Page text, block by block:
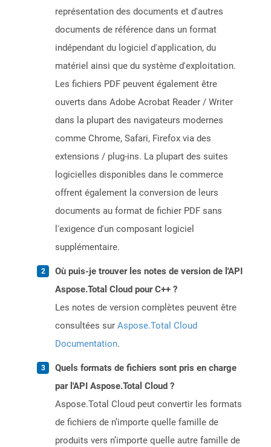
représentation des documents et d'autres
documents de référence dans un format
indépendant du logiciel d'application, du
matériel ainsi que du système d'exploitation.
Les fichiers PDF peuvent également être
ouverts dans Adobe Acrobat Reader / Writer
dans la plupart des navigateurs modernes
comme Chrome, Safari, Firefox via des
extensions / plug-ins. La plupart des suites
logicielles disponibles dans le commerce
offrent également la conversion de leurs
documents au format de fichier PDF sans
l'exigence d'un composant logiciel
supplémentaire.
Où puis-je trouver les notes de version de l'API
Aspose.Total Cloud pour C++ ?
Les notes de version complètes peuvent être
consultées sur Aspose.Total Cloud
Documentation.
Quels formats de fichiers sont pris en charge
par l'API Aspose.Total Cloud ?
Aspose.Total Cloud peut convertir les formats
de fichiers de n’importe quelle famille de
produits vers n’importe quelle autre famille de